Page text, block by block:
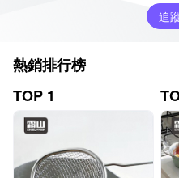
追
熱銷排行榜
TOP 1